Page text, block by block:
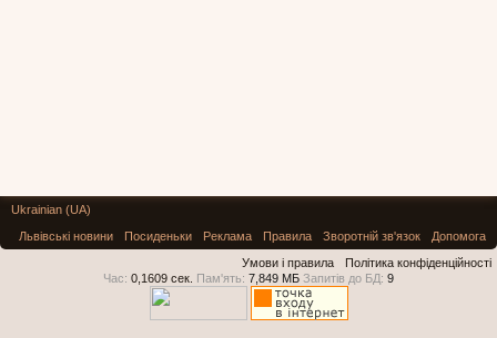
Ukrainian (UA)
Львівські новини
Посиденьки Реклама Правила Зворотній зв'язок
Допомога
Умови і правила
Політика конфіденційності
Час: 0,1609 сек. Пам'ять: 7,849 МБ Запитів до БД: 9